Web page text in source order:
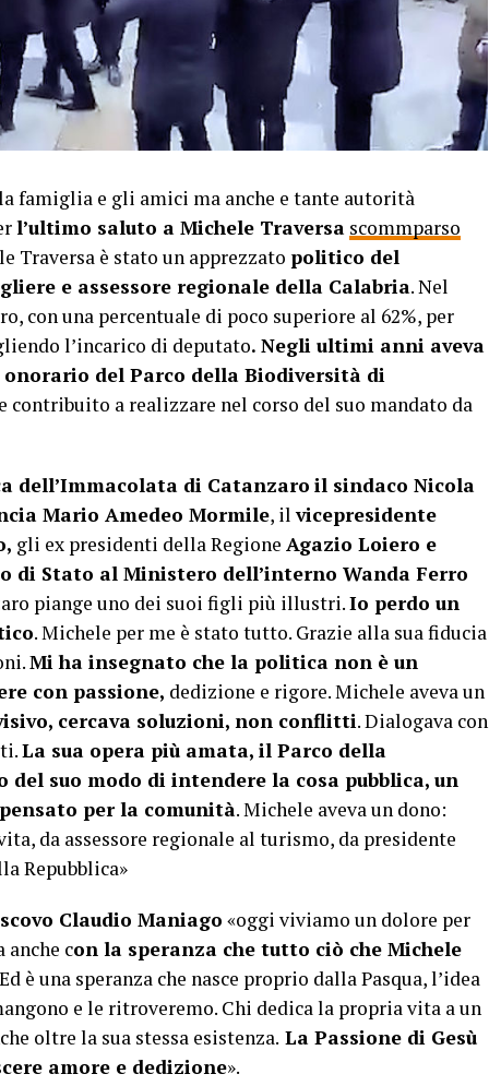
famiglia e gli amici ma anche e tante autorità
l’ultimo saluto a Michele Traversa scommparso
Traversa è stato un apprezzato politico del
e assessore regionale della Calabria. Nel
con una percentuale di poco superiore al 62%, per
l’incarico di deputato. Negli ultimi anni aveva
del Parco della Biodiversità di
contribuito a realizzare nel corso del suo mandato da
dell’Immacolata di Catanzaro il sindaco Nicola
Mario Amedeo Mormile, ilvicepresidente
gli ex presidenti della Regione Agazio Loiero e
di Stato al Ministero dell’interno Wanda Ferro
piange uno dei suoi figli più illustri.Io perdo un
. Michele per me è stato tutto. Grazie alla sua fiducia
Mi ha insegnato che la politica non è un
con passione, dedizione e rigore. Michele aveva un
cercava soluzioni, non conflitti. Dialogava con
La sua opera più amata, il Parco della
suo modo di intendere la cosa pubblica, un
per la comunità. Michele aveva un dono:
da assessore regionale al turismo, da presidente
Repubblica»
Claudio Maniago «oggi viviamo un dolore per
anche con la speranza che tutto ciò che Michele
Ed è una speranza che nasce proprio dalla Pasqua, l’idea
e le ritroveremo. Chi dedica la propria vita a un
oltre la sua stessa esistenza. La Passione di Gesù
amore e dedizione».